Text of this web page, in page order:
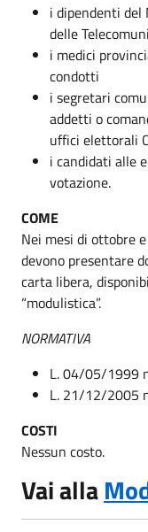
i dipendenti del
delle
i medici
condotti
i segretari
addetti o
uffici elettorali
i candidati alle
votazione.
COME
Nei mesi di ottobre
devono presentare
carta libera,
“modulistica”.
NORMATIVA
L. 04/05/1999
L. 21/12/2005
COSTI
Nessun costo.
Vai alla